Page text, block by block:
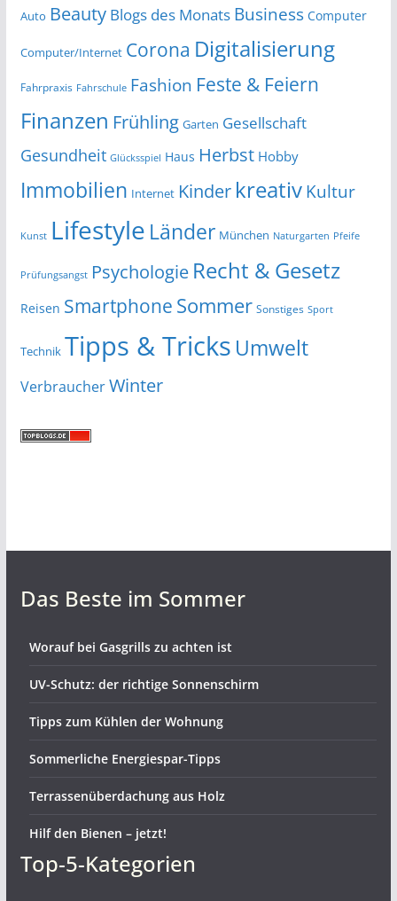
Auto Beauty Blogs des Monats Business Computer
Computer/Internet Corona Digitalisierung
Fahrpraxis Fahrschule Fashion Feste & Feiern
Finanzen Frühling Garten Gesellschaft
Gesundheit Glücksspiel Haus Herbst Hobby
Immobilien Internet Kinder kreativKultur
Kunst Lifestyle Länder München Naturgarten Pfeife
Prüfungsangst Psychologie Recht & Gesetz
Reisen Smartphone Sommer Sonstiges Sport
Technik Tipps & Tricks Umwelt
VerbraucherWinter
Das Beste im Sommer
Worauf bei Gasgrills zu achten ist
UV-Schutz: der richtige Sonnenschirm
Tipps zum Kühlen der Wohnung
Sommerliche Energiespar-Tipps
Terrassenüberdachung aus Holz
Hilf den Bienen – jetzt!
Top-5-Kategorien